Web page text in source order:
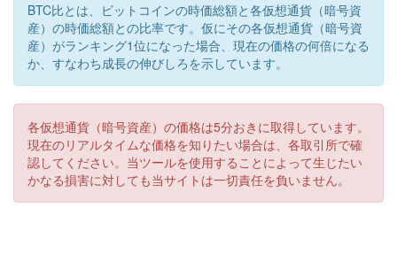
BTC比とは、ビットコインの時価総額と各仮想通貨（暗号資
産）の時価総額との比率です。仮にその各仮想通貨（暗号資
産）がランキング1位になった場合、現在の価格の何倍になる
か、すなわち成長の伸びしろを示しています。
各仮想通貨（暗号資産）の価格は5分おきに取得しています。
現在のリアルタイムな価格を知りたい場合は、各取引所で確
認してください。当ツールを使用することによって生じたい
かなる損害に対しても当サイトは一切責任を負いません。